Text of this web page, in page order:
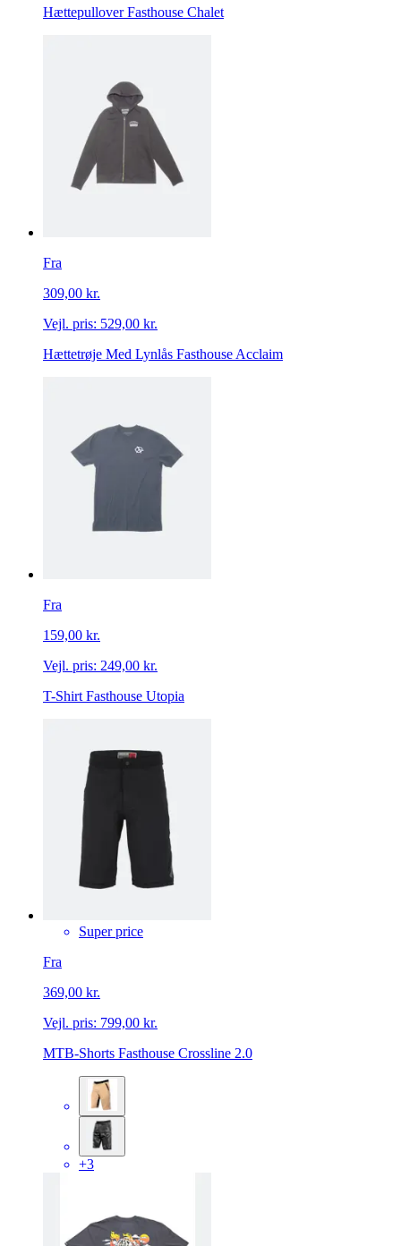
Hættepullover Fasthouse Chalet
Fra
309,00 kr.
Vejl. pris: 529,00 kr.
Hættetrøje Med Lynlås Fasthouse Acclaim
Fra
159,00 kr.
Vejl. pris: 249,00 kr.
T-Shirt Fasthouse Utopia
Super price
Fra
369,00 kr.
Vejl. pris: 799,00 kr.
MTB-Shorts Fasthouse Crossline 2.0
+3